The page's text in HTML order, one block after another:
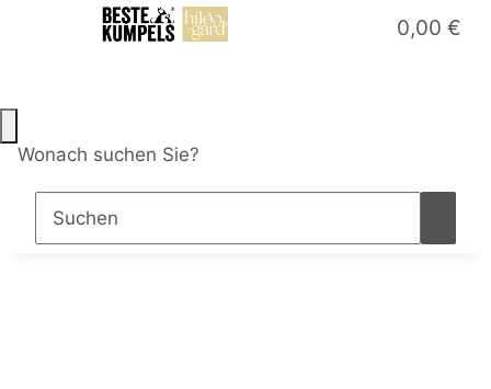
0,00 €
Wonach suchen Sie?